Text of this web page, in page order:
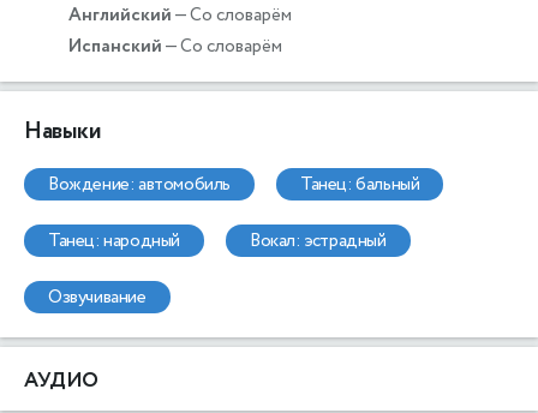
Английский— Со словарём
Испанский— Со словарём
Навыки
вождение: автомобиль танец: бальный
танец: народный вокал: эстрадный
озвучивание
АУДИО